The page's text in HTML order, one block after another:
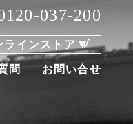
037-200
ラインストア
問 お問い合せ